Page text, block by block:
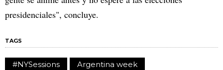
presidenciales", concluye.
TAGS
#NYSessions
Argentina week